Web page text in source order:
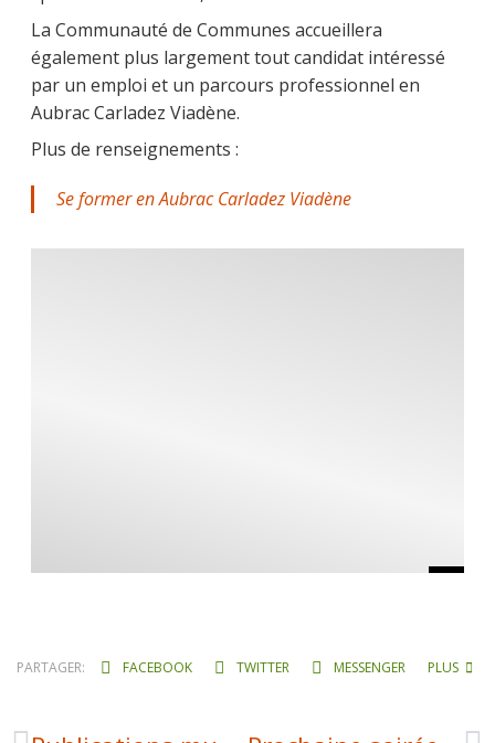
La Communauté de Communes accueillera
également plus largement tout candidat intéressé
par un emploi et un parcours professionnel en
Aubrac Carladez Viadène.
Plus de renseignements :
Se former en Aubrac Carladez Viadène
PARTAGER: FACEBOOK TWITTER MESSENGER PLUS